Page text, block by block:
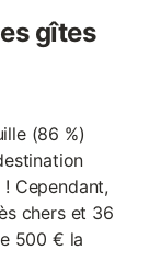
gîtes
(86 %)
Cependant,
chers et 36
500 € la